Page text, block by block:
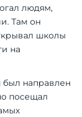
людям,
Там он
школы
на
был направлен
посещал